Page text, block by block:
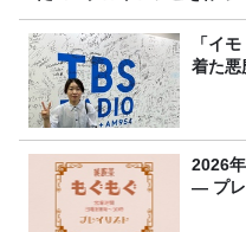
みた！
「イ
着た悪
2026
― プレ